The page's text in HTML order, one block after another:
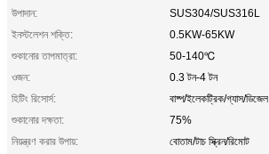
উপাদান:
SUS304/SUS316L
ইনস্টলেশন শক্তি:
0.5KW-65KW
শুকানোর তাপমাত্রা:
50-140℃
ওজন:
0.3 টন-4 টন
হিটিং রিসোর্স:
বাষ্প/ইলেকট্রিক/গ্যাস/ডিজেল
শুকানোর দক্ষতা:
75%
নিয়ন্ত্রণ করার উপায়:
বোতাম/টাচ স্ক্রিন/রিমোট